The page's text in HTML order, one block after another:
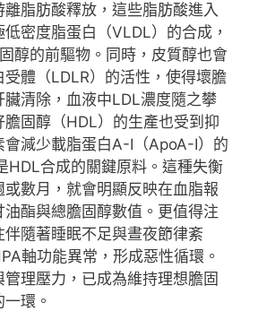
脂肪酸釋放，這些脂肪酸進入
密度脂蛋白（VLDL）的合成，
醇的前驅物。同時，皮質醇也會
受體（LDLR）的活性，使得壞膽
臟清除，血液中LDL濃度隨之攀
固醇（HDL）的生產也受到抑
會減少載脂蛋白A-I（ApoA-I）的
HDL合成的關鍵原料。這種失衡
數月，就會明顯反映在血脂報
酯與總膽固醇數值。更值得注
隨著睡眠不足與晝夜節律紊
軸功能異常，形成惡性循環。
管理壓力，已成為維持理想膽固
環。